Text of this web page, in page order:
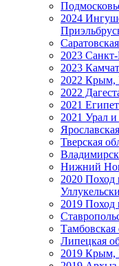
2024
2023
2023
2022 Крым,
2022
2021 Египет
2021 Урал
Тверская
Нижний
2020
2019 Поход
Тамбовская
Липецкая
2019 Крым,